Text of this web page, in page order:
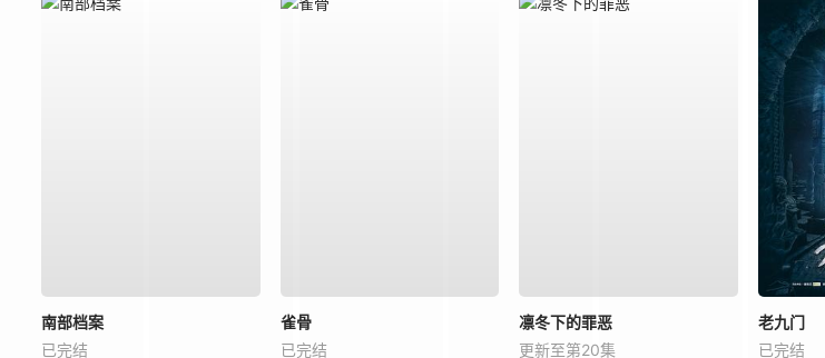
南部档案
已完结
雀骨
已完结
凛冬下的罪恶
更新至第20集
老九门
已完结